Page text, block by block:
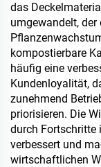
das
umgewandelt,
kompostierbare
häufig eine
Kundenloyalität,
zunehmend
priorisieren. Die
durch Fortschritte
verbessert und
wirtschaftlichen